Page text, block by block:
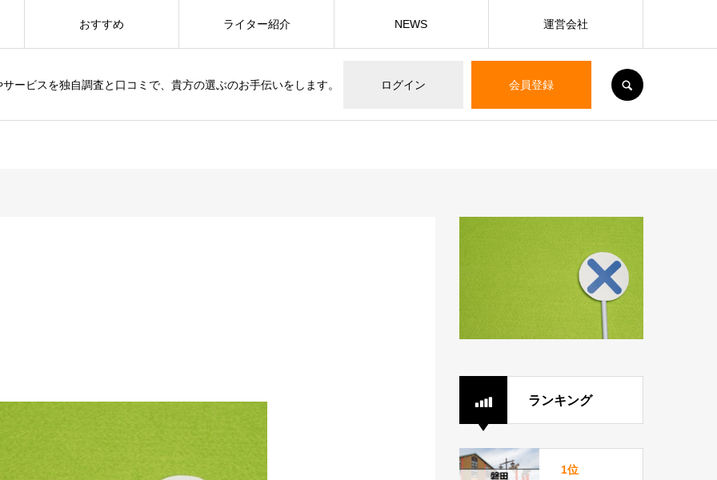
ービスを独自調査と口コミで、貴方の選ぶのお手伝いをします。 ログイン 会員登録
おすすめ ライター紹介 NEWS 運営会社
ランキング
1位